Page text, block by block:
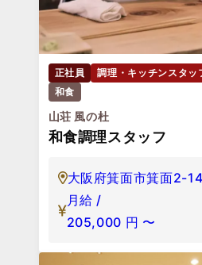
正社員 調理・キッチンスタッ
和食
山荘 風の杜
和食調理スタッフ
大阪府箕面市箕面2-
月給 /
205,000 円 〜